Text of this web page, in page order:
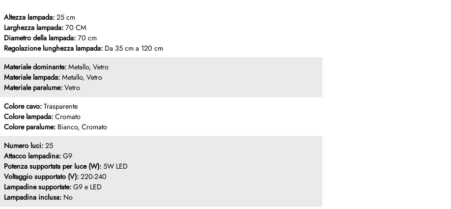
Altezza lampada: 25 cm
Larghezza lampada: 70 CM
Diametro della lampada: 70 cm
Regolazione lunghezza lampada: Da 35 cm a 120 cm
Materiale dominante: Metallo, Vetro
Materiale lampada: Metallo, Vetro
Materiale paralume: Vetro
Colore cavo: Trasparente
Colore lampada: Cromato
Colore paralume: Bianco, Cromato
Numero luci: 25
Attacco lampadina: G9
Potenza supportata per luce (W): 5W LED
Voltaggio supportato (V): 220-240
Lampadine supportate: G9 e LED
Lampadina inclusa: No